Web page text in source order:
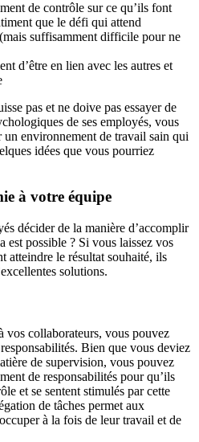
de contrôle sur ce qu’ils font
que le défi qui attend
suffisamment difficile pour ne
d’être en lien avec les autres et
pas et ne doive pas essayer de
de ses employés, vous
environnement de travail sain qui
idées que vous pourriez
à votre équipe
décider de la manière d’accomplir
est possible ? Si vous laissez vos
atteindre le résultat souhaité, ils
solutions.
vos collaborateurs, vous pouvez
Bien que vous deviez
de supervision, vous pouvez
de responsabilités pour qu’ils
et se sentent stimulés par cette
de tâches permet aux
à la fois de leur travail et de